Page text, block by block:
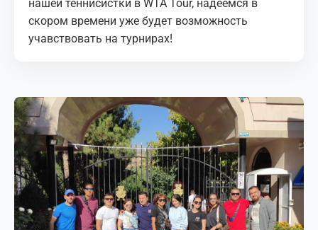
нашей теннисистки в WTA Tour, надеемся в
скором времени уже будет возможность
учавствовать на турнирах!